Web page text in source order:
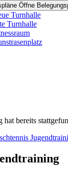
Öffne
Turnhalle
Turnhalle
hat bereits